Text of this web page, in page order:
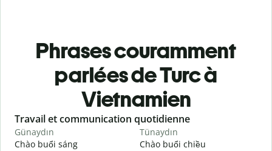
Phrases couramment
parlées de Turc à
Vietnamien
Slide 1 of 6
Travail et communication quotidienne
Günaydın
Chào buổi sáng
Tünaydın
Chào buổi chiều